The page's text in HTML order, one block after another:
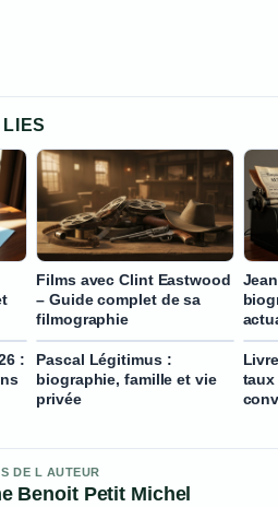
Films avec Clint Eastwood
– Guide complet de sa
filmographie
:
Pascal Légitimus :
biographie, famille et vie
privée
taux
DE L AUTEUR
Benoit Petit Michel